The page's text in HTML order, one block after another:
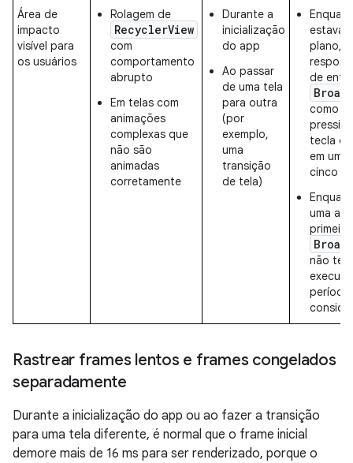
Área de
impacto
visível para
os usuários
Rolagem de
RecyclerView
com
comportamento
abrupto
Em telas com
animações
complexas que
não são
animadas
corretamente
Durante a
inicialização
do app
Ao passar
de uma tela
para outra
(por
exemplo,
uma
transição
de tela)
estava
plano,
de
como
tecla
em um
cinco
uma
não
Rastrear frames lentos e frames congelados
separadamente
Durante a inicialização do app ou ao fazer a transição
para uma tela diferente, é normal que o frame inicial
demore mais de 16 ms para ser renderizado, porque o